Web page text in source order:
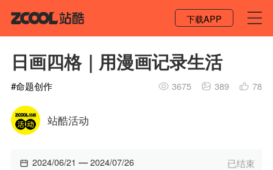
下载APP
日画四格｜用漫画记录生活
#命题创作 3675 389 78
站酷活动
2024/06/21 —2024/07/26 已结束